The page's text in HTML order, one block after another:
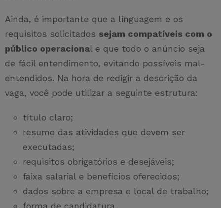
Ainda, é importante que a linguagem e os
requisitos solicitados sejam compatíveis com o
público operacional e que todo o anúncio seja
de fácil entendimento, evitando possíveis mal-
entendidos. Na hora de redigir a descrição da
vaga, você pode utilizar a seguinte estrutura:
título claro;
resumo das atividades que devem ser
executadas;
requisitos obrigatórios e desejáveis;
faixa salarial e benefícios oferecidos;
dados sobre a empresa e local de trabalho;
forma de candidatura.